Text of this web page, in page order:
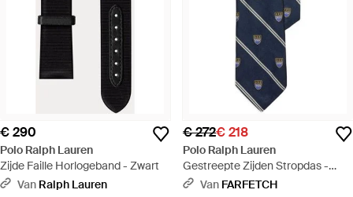
€ 290
Polo Ralph Lauren
Zijde Faille Horlogeband - Zwart
Van Ralph Lauren
€ 272€ 218
Polo Ralph Lauren
Gestreepte Zijden Stropdas -
Blauw
Van FARFETCH